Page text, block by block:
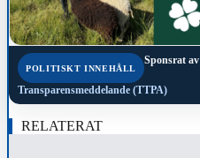
POLITISKT INNEHÅLL
Sponsrat av
Transparensmeddelande (TTPA)
RELATERAT